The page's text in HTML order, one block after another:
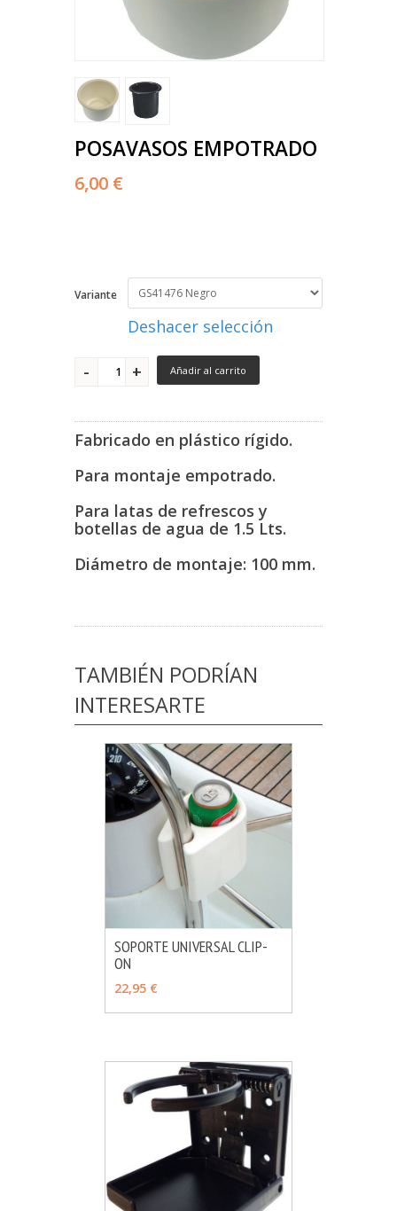
POSAVASOS EMPOTRADO
6,00 €
Variante
Deshacer selección
Añadir al carrito
Fabricado en plástico rígido.
Para montaje empotrado.
Para latas de refrescos y
botellas de agua de 1.5 Lts.
Diámetro de montaje: 100 mm.
TAMBIÉN PODRÍAN
INTERESARTE
SOPORTE UNIVERSAL CLIP-
ON
22,95 €